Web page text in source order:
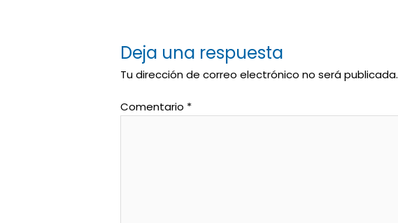
Deja una respuesta
Tu dirección de correo electrónico no será publicada.
Comentario *